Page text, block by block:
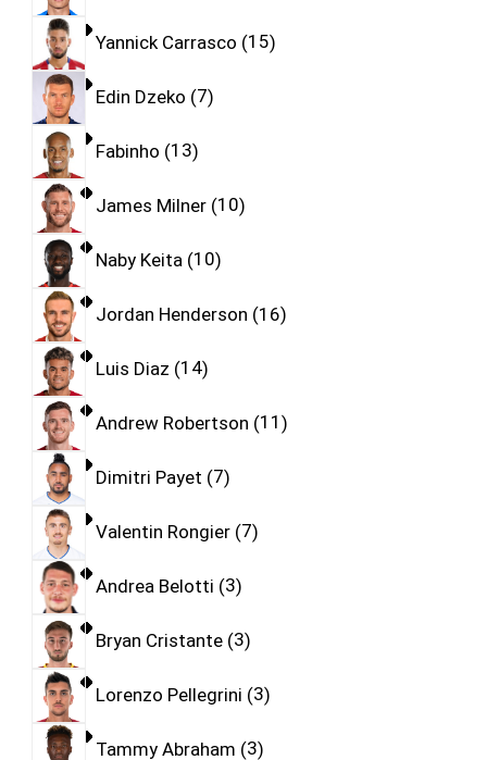
Yannick Carrasco 15
Edin Dzeko 7
Fabinho 13
James Milner 10
Naby Keita 10
Jordan Henderson 16
Luis Diaz 14
Andrew Robertson 11
Dimitri Payet 7
Valentin Rongier 7
Andrea Belotti 3
Bryan Cristante 3
Lorenzo Pellegrini 3
Tammy Abraham 3